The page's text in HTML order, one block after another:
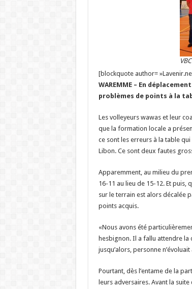
[blockquote author=
WAREMME – En
problèmes de points à la
Les volleyeurs wawas et leur
que la formation locale a
ce sont les erreurs à la table
Libon. Ce sont deux fautes
Apparemment, au milieu du
16-11 au lieu de 15-12. Et
sur le terrain est alors décalée
points acquis.
«Nous avons été
hesbignon. Il a fallu attendre la
jusqu’alors, personne
Pourtant, dès l’entame de la
leurs adversaires. Avant la